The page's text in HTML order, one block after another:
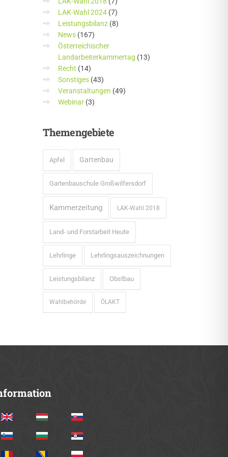
LAK-Wahl 2024(7)
Leistungsbilanz(8)
News(167)
Österreichischer
Landarbeiterkammertag (13)
Recht (14)
Sonstiges(43)
Veranstaltungen (49)
Webinar(3)
Themengebiete
Apfel Gartenbau
Gartenbauschule Großwilfersdorf
Kammerzeitung LAK-Wahl 2018
Land- und Forstarbeit Heute
Lehrlinge Lehrlingsauszeichnungen
Leistungsbilanz Obstbau
Wahlbehörde ÖLAKT